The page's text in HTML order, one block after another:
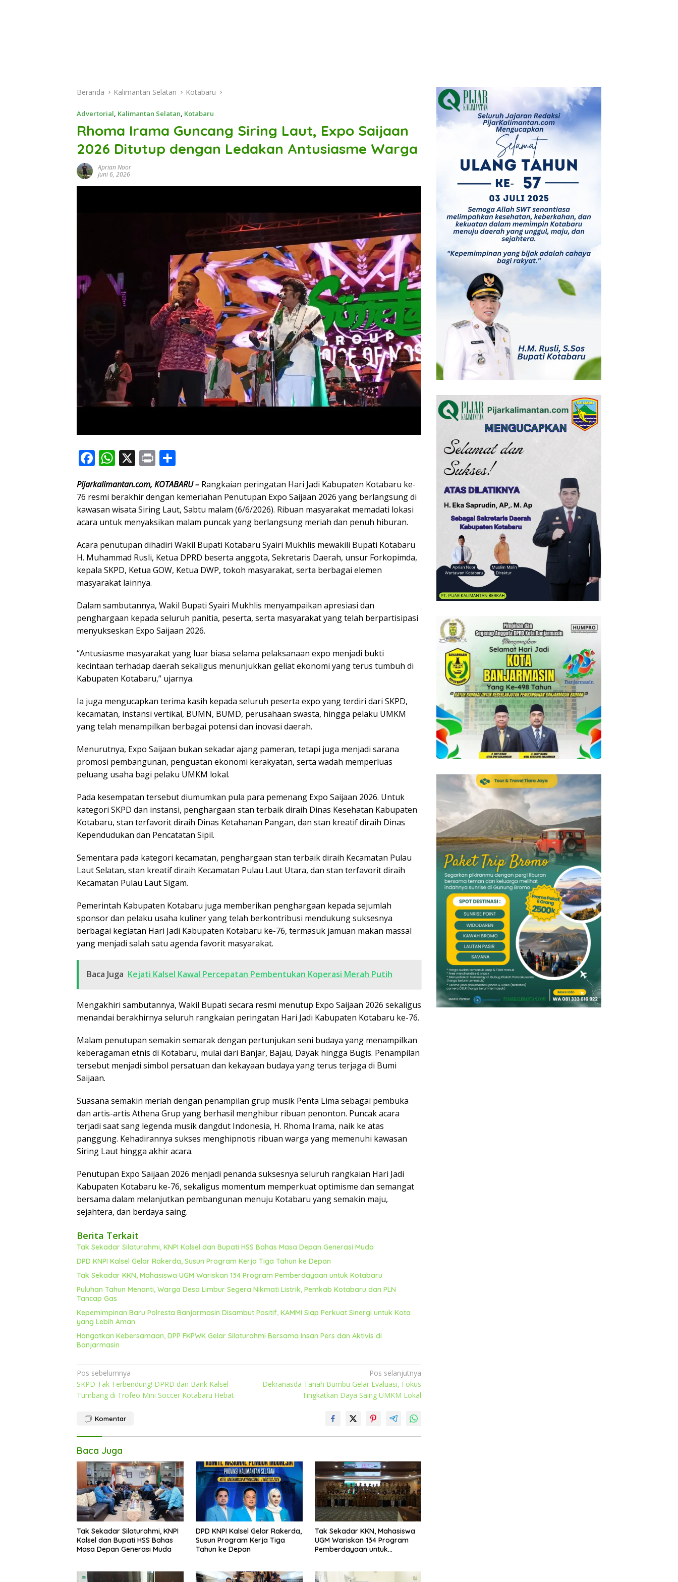
Beranda Kalimantan Selatan Kotabaru
Advertorial, Kalimantan Selatan, Kotabaru
Rhoma Irama Guncang Siring Laut, Expo Saijaan
2026 Ditutup dengan Ledakan Antusiasme Warga
Aprian Noor
Juni 6, 2026
F
e
b
o
o
k
W
at
s
A
p
p
X Pr
t ar
e
Pijarkalimantan.com, KOTABARU – Rangkaian peringatan Hari Jadi Kabupaten Kotabaru ke-
76 resmi berakhir dengan kemeriahan Penutupan Expo Saijaan 2026 yang berlangsung di
kawasan wisata Siring Laut, Sabtu malam (6/6/2026). Ribuan masyarakat memadati lokasi
acara untuk menyaksikan malam puncak yang berlangsung meriah dan penuh hiburan.
Acara penutupan dihadiri Wakil Bupati Kotabaru Syairi Mukhlis mewakili Bupati Kotabaru
H. Muhammad Rusli, Ketua DPRD beserta anggota, Sekretaris Daerah, unsur Forkopimda,
kepala SKPD, Ketua GOW, Ketua DWP, tokoh masyarakat, serta berbagai elemen
masyarakat lainnya.
Dalam sambutannya, Wakil Bupati Syairi Mukhlis menyampaikan apresiasi dan
penghargaan kepada seluruh panitia, peserta, serta masyarakat yang telah berpartisipasi
menyukseskan Expo Saijaan 2026.
“Antusiasme masyarakat yang luar biasa selama pelaksanaan expo menjadi bukti
kecintaan terhadap daerah sekaligus menunjukkan geliat ekonomi yang terus tumbuh di
Kabupaten Kotabaru,” ujarnya.
Ia juga mengucapkan terima kasih kepada seluruh peserta expo yang terdiri dari SKPD,
kecamatan, instansi vertikal, BUMN, BUMD, perusahaan swasta, hingga pelaku UMKM
yang telah menampilkan berbagai potensi dan inovasi daerah.
Menurutnya, Expo Saijaan bukan sekadar ajang pameran, tetapi juga menjadi sarana
promosi pembangunan, penguatan ekonomi kerakyatan, serta wadah memperluas
peluang usaha bagi pelaku UMKM lokal.
Pada kesempatan tersebut diumumkan pula para pemenang Expo Saijaan 2026. Untuk
kategori SKPD dan instansi, penghargaan stan terbaik diraih Dinas Kesehatan Kabupaten
Kotabaru, stan terfavorit diraih Dinas Ketahanan Pangan, dan stan kreatif diraih Dinas
Kependudukan dan Pencatatan Sipil.
Sementara pada kategori kecamatan, penghargaan stan terbaik diraih Kecamatan Pulau
Laut Selatan, stan kreatif diraih Kecamatan Pulau Laut Utara, dan stan terfavorit diraih
Kecamatan Pulau Laut Sigam.
Pemerintah Kabupaten Kotabaru juga memberikan penghargaan kepada sejumlah
sponsor dan pelaku usaha kuliner yang telah berkontribusi mendukung suksesnya
berbagai kegiatan Hari Jadi Kabupaten Kotabaru ke-76, termasuk jamuan makan massal
yang menjadi salah satu agenda favorit masyarakat.
Baca Juga Kejati Kalsel Kawal Percepatan Pembentukan Koperasi Merah Putih
Mengakhiri sambutannya, Wakil Bupati secara resmi menutup Expo Saijaan 2026 sekaligus
menandai berakhirnya seluruh rangkaian peringatan Hari Jadi Kabupaten Kotabaru ke-76.
Malam penutupan semakin semarak dengan pertunjukan seni budaya yang menampilkan
keberagaman etnis di Kotabaru, mulai dari Banjar, Bajau, Dayak hingga Bugis. Penampilan
tersebut menjadi simbol persatuan dan kekayaan budaya yang terus terjaga di Bumi
Saijaan.
Suasana semakin meriah dengan penampilan grup musik Penta Lima sebagai pembuka
dan artis-artis Athena Grup yang berhasil menghibur ribuan penonton. Puncak acara
terjadi saat sang legenda musik dangdut Indonesia, H. Rhoma Irama, naik ke atas
panggung. Kehadirannya sukses menghipnotis ribuan warga yang memenuhi kawasan
Siring Laut hingga akhir acara.
Penutupan Expo Saijaan 2026 menjadi penanda suksesnya seluruh rangkaian Hari Jadi
Kabupaten Kotabaru ke-76, sekaligus momentum memperkuat optimisme dan semangat
bersama dalam melanjutkan pembangunan menuju Kotabaru yang semakin maju,
sejahtera, dan berdaya saing.
Berita Terkait
Tak Sekadar Silaturahmi, KNPI Kalsel dan Bupati HSS Bahas Masa Depan Generasi Muda
DPD KNPI Kalsel Gelar Rakerda, Susun Program Kerja Tiga Tahun ke Depan
Tak Sekadar KKN, Mahasiswa UGM Wariskan 134 Program Pemberdayaan untuk Kotabaru
Puluhan Tahun Menanti, Warga Desa Limbur Segera Nikmati Listrik, Pemkab Kotabaru dan PLN
Tancap Gas
Kepemimpinan Baru Polresta Banjarmasin Disambut Positif, KAMMI Siap Perkuat Sinergi untuk Kota
yang Lebih Aman
Hangatkan Kebersamaan, DPP FKPWK Gelar Silaturahmi Bersama Insan Pers dan Aktivis di
Banjarmasin
Navigasi
pos
Pos sebelumnya
SKPD Tak Terbendung! DPRD dan Bank Kalsel
Tumbang di Trofeo Mini Soccer Kotabaru Hebat
Pos selanjutnya
Dekranasda Tanah Bumbu Gelar Evaluasi, Fokus
Tingkatkan Daya Saing UMKM Lokal
Komentar
Baca Juga
Tak Sekadar Silaturahmi, KNPI
Kalsel dan Bupati HSS Bahas
Masa Depan Generasi Muda
DPD KNPI Kalsel Gelar Rakerda,
Susun Program Kerja Tiga
Tahun ke Depan
Tak Sekadar KKN, Mahasiswa
UGM Wariskan 134 Program
Pemberdayaan untuk